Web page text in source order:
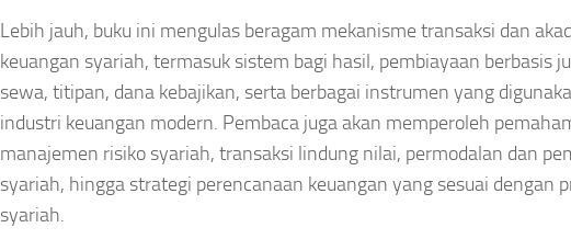
Lebih jauh, buku ini mengulas beragam mekanisme transaksi dan
keuangan syariah, termasuk sistem bagi hasil, pembiayaan berbasis
sewa, titipan, dana kebajikan, serta berbagai instrumen yang
industri keuangan modern. Pembaca juga akan memperoleh
manajemen risiko syariah, transaksi lindung nilai, permodalan dan
syariah, hingga strategi perencanaan keuangan yang sesuai dengan
syariah.